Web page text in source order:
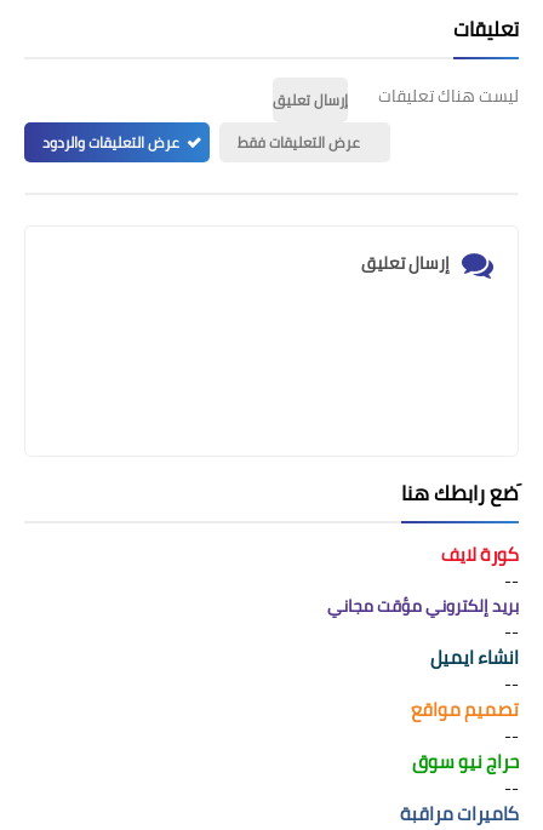
تعليقات
ليست هناك تعليقات
إرسال تعليق
عرض التعليقات فقط
عرض التعليقات والردود
إرسال تعليق
َضع رابطك هنا
كورة لايف
--
بريد إلكتروني مؤقت مجاني
--
انشاء ايميل
--
تصميم مواقع
--
حراج نيو سوق
--
كاميرات مراقبة